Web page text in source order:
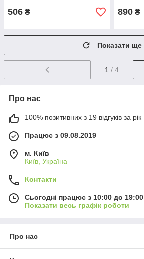
506 ₴ 890 ₴
Показати ще
1 / 4
Про нас
100% позитивних з 19 відгуків за рік
Працює з 09.08.2019
м. Київ
Київ, Україна
Контакти
Сьогодні працює з 10:00 до 19:00
Показати весь графік роботи
Про нас